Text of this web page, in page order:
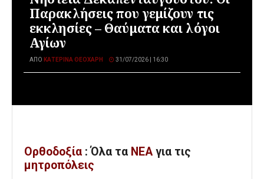
Παρακλήσεις που γεμίζουν τις
εκκλησίες – Θαύματα και λόγοι
Αγίων
ΑΠΌ ΚΑΤΕΡΊΝΑ ΘΕΟΧΆΡΗ 31/07/2026 | 16:30
Ορθοδοξία : Όλα τα ΝΕΑ για τις
μητροπόλεις